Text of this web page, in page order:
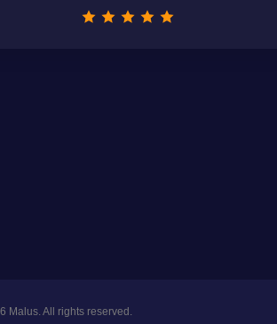
Malus. All rights reserved.